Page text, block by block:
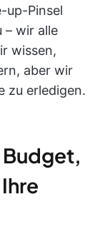
up-Pinsel
– wir alle
wissen,
aber wir
zu erledigen.
Budget,